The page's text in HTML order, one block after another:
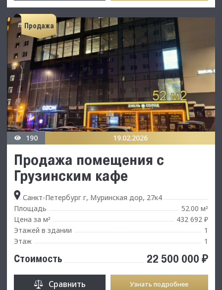
Продажа
190 19.02.2026
Продажа помещения с
Грузинским кафе
Санкт-Петербург г, Муринская дор, 27к4
Площадь
52.00 м²
Цена за м²
432 692 ₽
Этажей в здании
1
Этаж
1
Стоимость 22 500 000 ₽
Сравнить Узнать подробнее